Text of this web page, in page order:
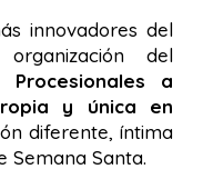
innovadores del
del
Procesionales a
y única en
diferente, íntima
Semana Santa.